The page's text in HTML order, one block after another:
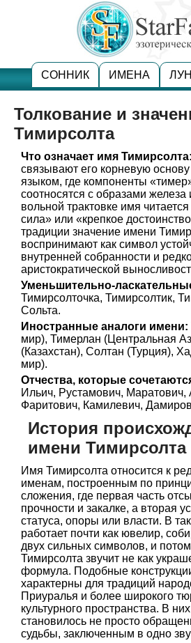
СОННИК ИМЕНА
Толкование и
Тимирсолта
Что означает имя Тимирсолта:
связывают его корневую
языком, где компоненты
соотносятся с образами железа
вольной трактовке имя
сила» или «крепкое
традиции значение имени
воспринимают как символ
внутренней собранности и
аристократической
Уменьшительно-
Тимирсолточка, Тимирсолтик,
Сольта.
Иностранные аналоги имени:
мир), Тимерлан (Центральная
(Казахстан), Солтан (Турция),
мир).
Отчества, которые
Ильич, Рустамович, Маратович,
Фаритович, Камилевич,
История
имени Тимирсолта
Имя Тимирсолта относится к
именам, построенным по
сложения, где первая часть
прочности и закалке, а вторая
статуса, опоры или власти. В
работает почти как ювелир,
двух сильных символов, и
Тимирсолта звучит не как
формула. Подобные
характерны для традиций
Приуралья и более широкого
культурного пространства. В
становилось не просто
судьбы, заключенным в одно